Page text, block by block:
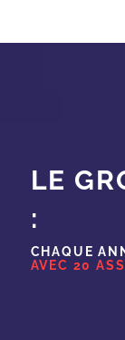
LE
:
CHAQUE
AVEC 20